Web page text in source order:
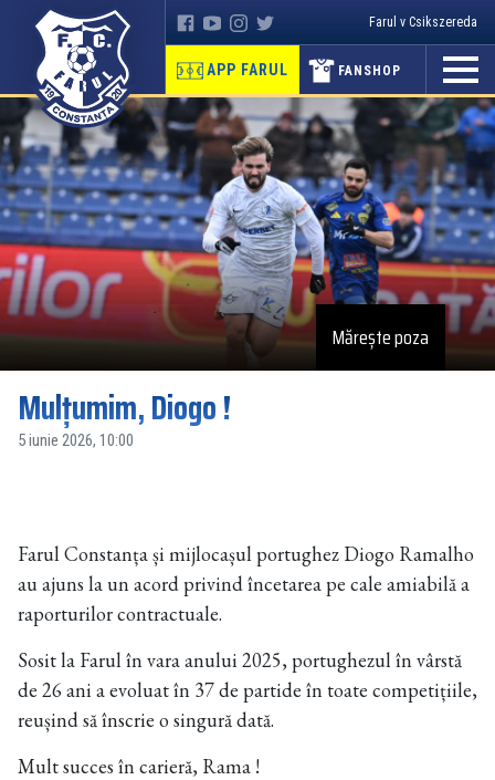
Farul v Csikszereda
APP FARUL FANSHOP
Mărește poza
Mulțumim, Diogo !
5 iunie 2026, 10:00
Farul Constanța și mijlocașul portughez Diogo Ramalho
au ajuns la un acord privind încetarea pe cale amiabilă a
raporturilor contractuale.
Sosit la Farul în vara anului 2025, portughezul în vârstă
de 26 ani a evoluat în 37 de partide în toate competițiile,
reușind să înscrie o singură dată.
Mult succes în carieră, Rama !